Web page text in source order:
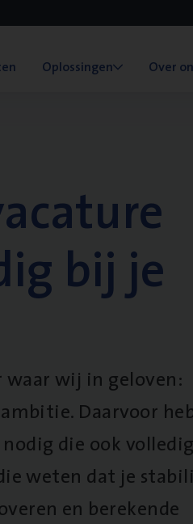
Oplossingen Over
bij je
waar wij in geloven:
Daarvoor
die ook volledig
weten dat je
en berekende